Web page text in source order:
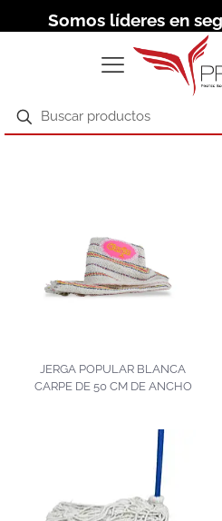
Somos líderes en
JERGA POPULAR BLANCA
CARPE DE 50 CM DE ANCHO